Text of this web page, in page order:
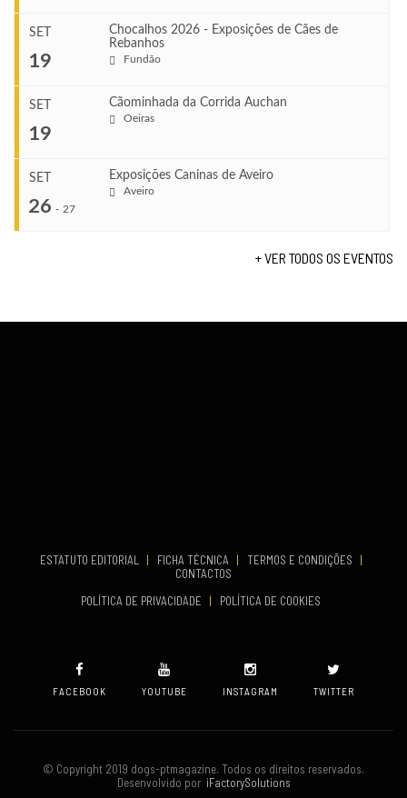
Ago 22, 2026
Ago 23, 2026
VENUE
Set 11, 2026
Set 12, 2026
VENUE
SET
19
Chocalhos 2026 - Exposições de Cães de
Rebanhos
Fundão
Set 19, 2026
SET
19
Cãominhada da Corrida Auchan
Oeiras
SET
26 - 27
Exposições Caninas de Aveiro
Aveiro
+ VER TODOS OS EVENTOS
ESTATUTO EDITORIAL | FICHA TÉCNICA | TERMOS E CONDIÇÕES
|
CONTACTOS
POLÍTICA DE PRIVACIDADE
| POLÍTICA DE COOKIES
FACEBOOK YOUTUBE INSTAGRAM TWITTER
© Copyright 2019 dogs-ptmagazine. Todos os direitos reservados.
Desenvolvido poriFactorySolutions